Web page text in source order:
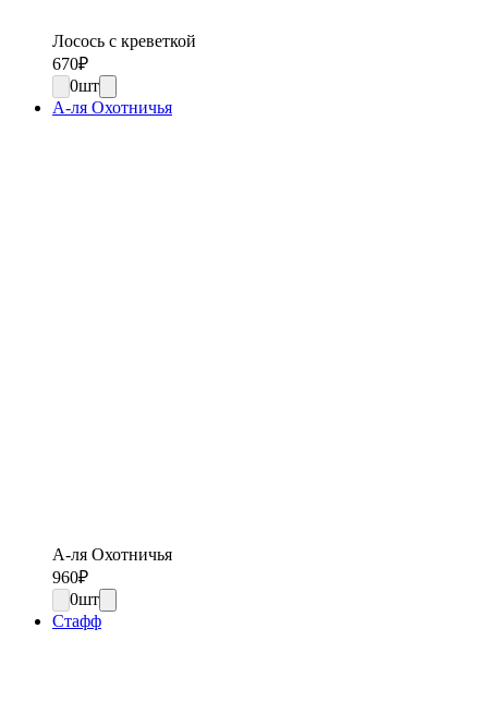
Лосось с креветкой
670₽
0шт
А-ля Охотничья
А-ля Охотничья
960₽
0шт
Стафф